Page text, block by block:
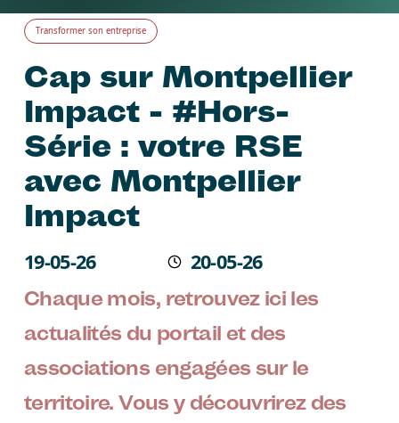
Transformer son entreprise
Cap sur Montpellier
Impact - #Hors-
Série : votre RSE
avec Montpellier
Impact
Écrit le
19-05-26 Modifié
20-05-26
Chaque mois, retrouvez ici les
actualités du portail et des
associations engagées sur le
territoire. Vous y découvrirez des